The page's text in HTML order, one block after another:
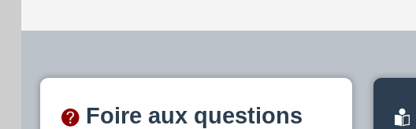
Foire aux questions